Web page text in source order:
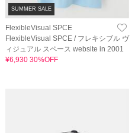
SUMMER SALE
FlexibleVisual SPCE
FlexibleVisual SPCE / フレキシブル ヴ
ィジュアル スペース website in 2001
¥6,930 30%OFF